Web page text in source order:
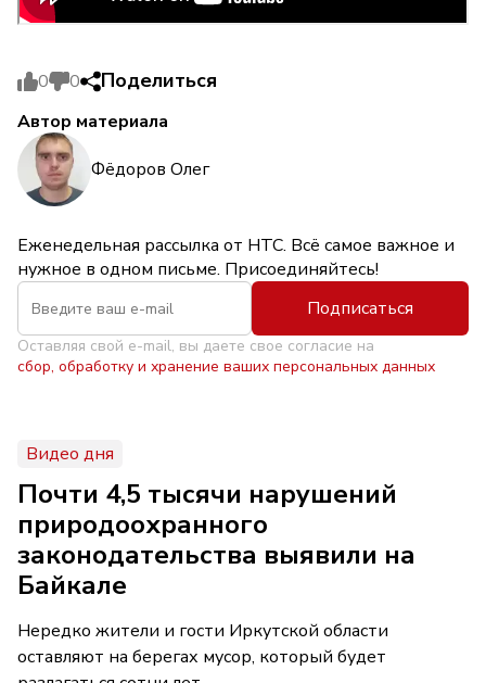
0 0 Поделиться
Автор материала
Фёдоров Олег
Еженедельная рассылка от НТС. Всё самое важное и
нужное в одном письме. Присоединяйтесь!
Подписаться
Оставляя свой e-mail, вы даете свое согласие на
сбор, обработку и хранение ваших персональных данных
Видео дня
Почти 4,5 тысячи нарушений
природоохранного
законодательства выявили на
Байкале
Нередко жители и гости Иркутской области
оставляют на берегах мусор, который будет